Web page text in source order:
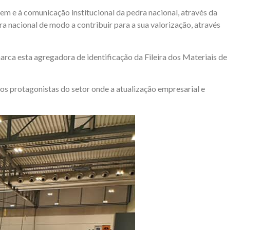
e à comunicação institucional da pedra nacional, através da
nacional de modo a contribuir para a sua valorização, através
esta agregadora de identificação da Fileira dos Materiais de
protagonistas do setor onde a atualização empresarial e